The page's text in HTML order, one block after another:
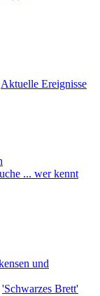
Aktuelle Ereignisse
... wer kennt
und
'Schwarzes Brett'